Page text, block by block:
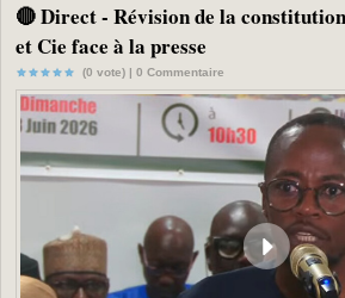
🔴 Direct - Révision de la
et Cie face à la presse
(0 vote) | 0 Commentaire